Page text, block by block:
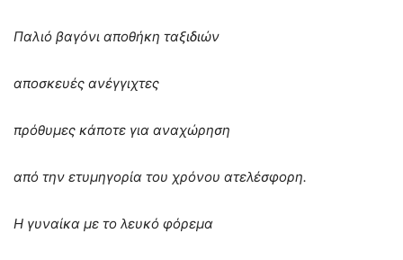
Παλιό βαγόνι αποθήκη ταξιδιών
αποσκευές ανέγγιχτες
πρόθυμες κάποτε για αναχώρηση
από την ετυμηγορία του χρόνου ατελέσφορη.
Η γυναίκα με το λευκό φόρεμα